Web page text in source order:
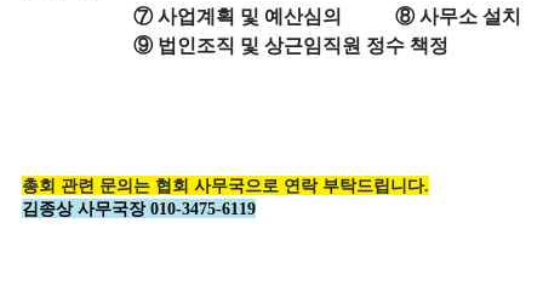
⑦사업계획 및 예산심의 ⑧사무소 설치
⑨ 법인조직 및 상근임직원 정수 책정
총회 관련 문의는 협회 사무국으로 연락 부탁드립니다.
김종상 사무국장 010-3475-6119